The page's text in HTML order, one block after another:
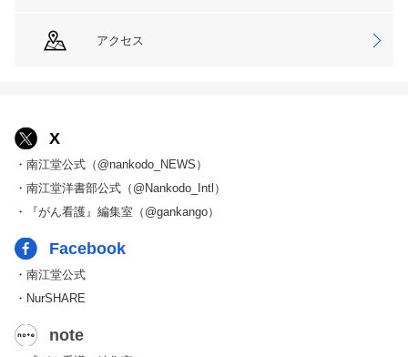
アクセス
X
・南江堂公式（@nankodo_NEWS）
・南江堂洋書部公式（@Nankodo_Intl）
・『がん看護』編集室（@gankango）
Facebook
・南江堂公式
・NurSHARE
note